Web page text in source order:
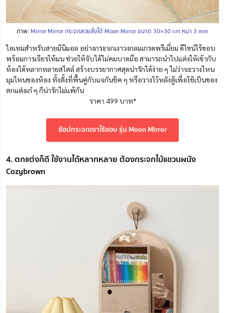
ภาพ: Mirror Mirror กระจกสวยสั่งได้ Moon Mirror ขนาด 30×30 cm หนา 3 mm
ไอเทมสำหรับสายมินิมอล อย่างกระจกเงาวงกลมเกรดพรีเมี่ยม ดีไซน์ไร้ขอบ
พร้อมการเจียรให้มน ช่วยให้จับได้ไม่คมบาดมือ สามารถนำไปแต่งให้เข้ากับ
ห้องได้หลากหลายสไตล์ สร้างบรรยากาศสุดน่ารักได้ง่าย ๆ ไม่ว่าจะวางไหน
มุมไหนของห้อง ทั้งตั้งที่พื้นคู่กับแจกันชิค ๆ หรือวางไว้หลังตู้เพื่อใช้เป็นของ
ตกแต่งเก๋ ๆ ก็น่ารักไม่แพ้กัน
ราคา 499 บาท*
ช้อปกระจกเงาไร้ขอบ รุ่น Moon Mirror
4. ตกแต่งก็ดี ใช้งานได้หลากหลาย ต้องกระจกไม้แขวนผนัง
Cozybrown